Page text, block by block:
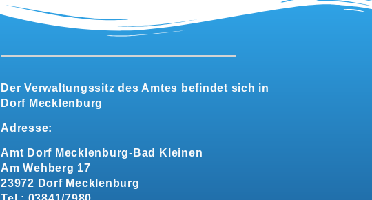
Der Verwaltungssitz des Amtes befindet sich in
Dorf Mecklenburg
Adresse:
Amt Dorf Mecklenburg-Bad Kleinen
Am Wehberg 17
23972 Dorf Mecklenburg